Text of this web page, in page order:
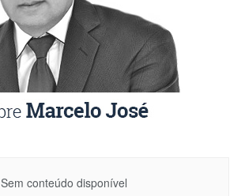
Sem conteúdo disponível